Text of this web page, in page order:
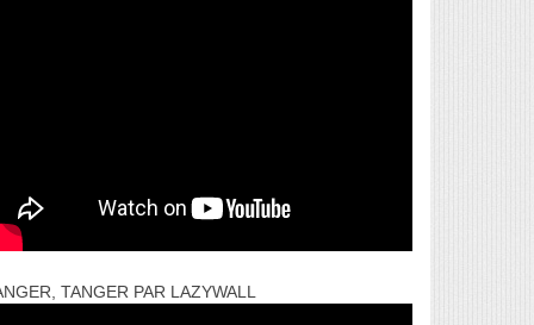
TANGER PAR LAZYWALL